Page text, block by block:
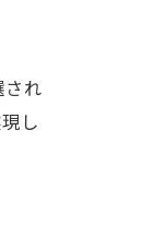
れ
し